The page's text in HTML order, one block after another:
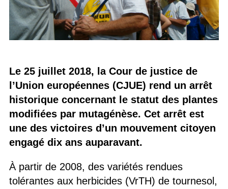
Le 25 juillet 2018, la Cour de justice de
l’Union européennes (CJUE) rend un arrêt
historique concernant le statut des plantes
modifiées par mutagénèse. Cet arrêt est
une des victoires d’un mouvement citoyen
engagé dix ans auparavant.
À partir de 2008, des variétés rendues
tolérantes aux herbicides (VrTH) de tournesol,